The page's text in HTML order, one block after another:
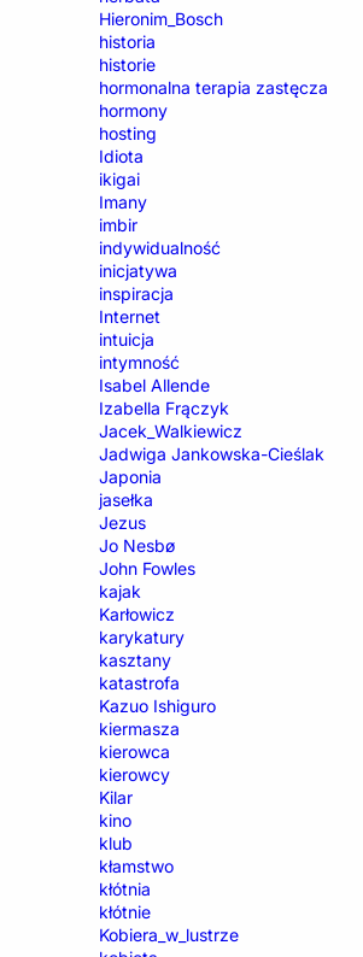
Hieronim_Bosch
historia
historie
hormonalna terapia zastęcza
hormony
hosting
Idiota
ikigai
Imany
imbir
indywidualność
inicjatywa
inspiracja
Internet
intuicja
intymność
Isabel Allende
Izabella Frączyk
Jacek_Walkiewicz
Jadwiga Jankowska-Cieślak
Japonia
jasełka
Jezus
Jo Nesbø
John Fowles
kajak
Karłowicz
karykatury
kasztany
katastrofa
Kazuo Ishiguro
kiermasza
kierowca
kierowcy
Kilar
kino
klub
kłamstwo
kłótnia
kłótnie
Kobiera_w_lustrze